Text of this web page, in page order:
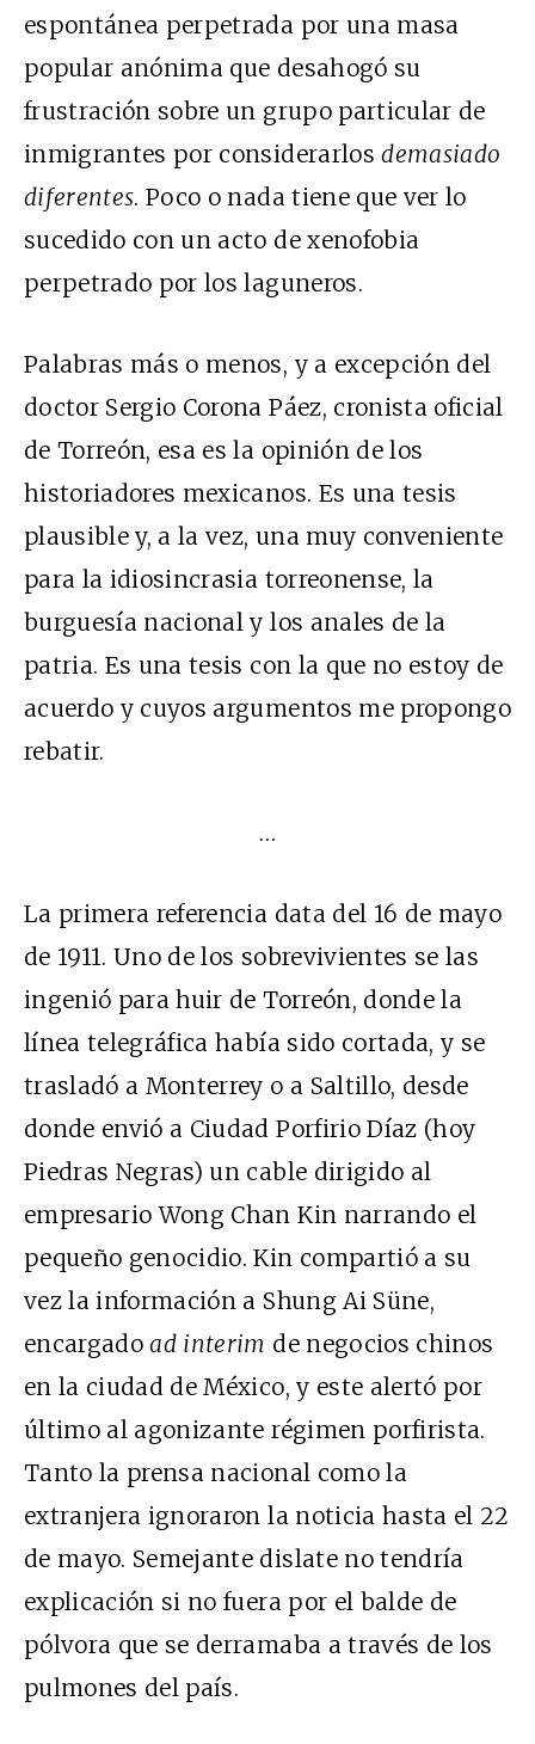
espontánea perpetrada por una masa
popular anónima que desahogó su
frustración sobre un grupo particular de
inmigrantes por considerarlosdemasiado
diferentes. Poco o nada tiene que ver lo
sucedido con un acto de xenofobia
perpetrado por los laguneros.
Palabras más o menos, y a excepción del
doctor Sergio Corona Páez, cronista oficial
de Torreón, esa es la opinión de los
historiadores mexicanos. Es una tesis
plausible y, a la vez, una muy conveniente
para la idiosincrasia torreonense, la
burguesía nacional y los anales de la
patria. Es una tesis con la que no estoy de
acuerdo y cuyos argumentos me propongo
rebatir.
…
La primera referencia data del 16 de mayo
de 1911. Uno de los sobrevivientes se las
ingenió para huir de Torreón, donde la
línea telegráfica había sido cortada, y se
trasladó a Monterrey o a Saltillo, desde
donde envió a Ciudad Porfirio Díaz (hoy
Piedras Negras) un cable dirigido al
empresario Wong Chan Kin narrando el
pequeño genocidio. Kin compartió a su
vez la información a Shung Ai Süne,
encargadoad interim de negocios chinos
en la ciudad de México, y este alertó por
último al agonizante régimen porfirista.
Tanto la prensa nacional como la
extranjera ignoraron la noticia hasta el 22
de mayo. Semejante dislate no tendría
explicación si no fuera por el balde de
pólvora que se derramaba a través de los
pulmones del país.